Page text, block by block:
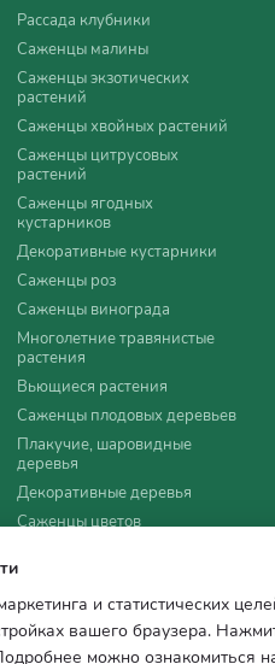
Рассада клубники
Саженцы малины
Саженцы экзотических
растений
Саженцы хвойных растений
Саженцы цитрусовых
растений
Саженцы ягодных
кустарников
Декоративные кустарники
Саженцы роз
Саженцы винограда
Многолетние травянистые
растения
Вьющиеся растения
Саженцы плодовых деревьев
Плакучие, шаровидные
деревья
Декоративные деревья
Саженцы цветов
Семена
Все для мульчирования
и статистических
вашего браузера.
можно ознакомиться